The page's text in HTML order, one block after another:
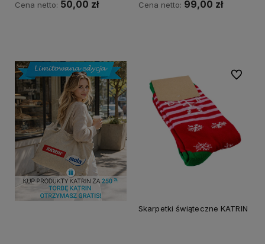
Cena netto: 50,00 zł Cena netto: 99,00 zł
Skarpetki świąteczne KATRIN
Do